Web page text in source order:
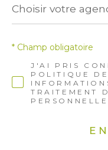
votre
agence
Choisir votre
J'AI PRIS
POLITIQUE
TRAITEMENT
* Champ obligatoire